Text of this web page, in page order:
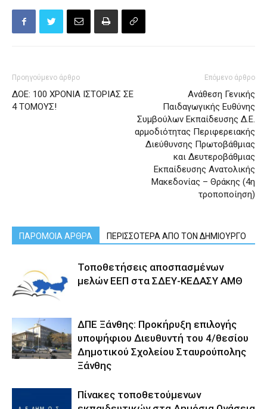
Προηγούμενο άρθρο
ΔΟΕ: 100 ΧΡΟΝΙΑ ΙΣΤΟΡΙΑΣ ΣΕ
4 ΤΟΜΟΥΣ!
Επόμενο άρθρο
Ανάθεση Γενικής
Παιδαγωγικής Ευθύνης
Συμβούλων Εκπαίδευσης Δ.Ε.
αρμοδιότητας Περιφερειακής
Διεύθυνσης Πρωτοβάθμιας
και Δευτεροβάθμιας
Εκπαίδευσης Ανατολικής
Μακεδονίας – Θράκης (4η
τροποποίηση)
ΠΑΡΟΜΟΙΑ ΑΡΘΡΑ ΠΕΡΙΣΣΟΤΕΡΑ ΑΠΟ ΤΟΝ ΔΗΜΙΟΥΡΓΟ
Τοποθετήσεις αποσπασμένων
μελών ΕΕΠ στα ΣΔΕΥ-ΚΕΔΑΣΥ ΑΜΘ
ΔΠΕ Ξάνθης: Προκήρυξη επιλογής
υποψήφιου Διευθυντή του 4/θεσίου
Δημοτικού Σχολείου Σταυρούπολης
Ξάνθης
Πίνακες τοποθετούμενων